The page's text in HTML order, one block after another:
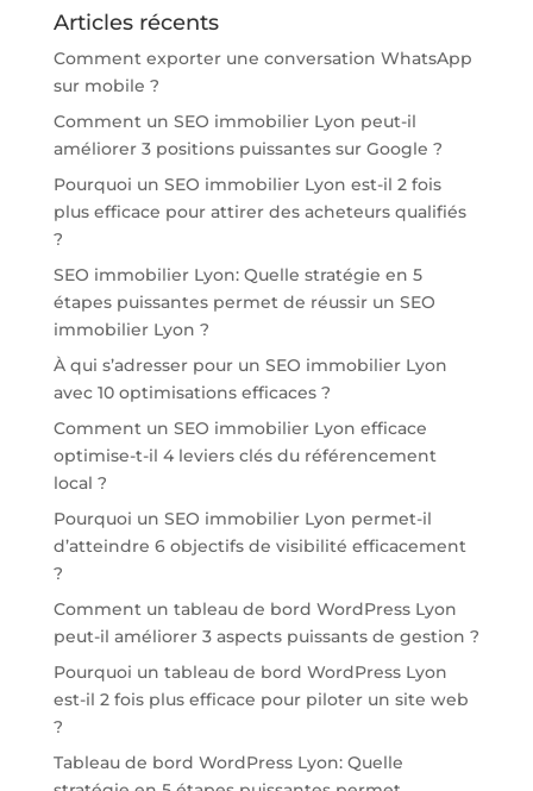
Articles récents
Comment exporter une conversation WhatsApp
sur mobile ?
Comment un SEO immobilier Lyon peut-il
améliorer 3 positions puissantes sur Google ?
Pourquoi un SEO immobilier Lyon est-il 2 fois
plus efficace pour attirer des acheteurs qualifiés
?
SEO immobilier Lyon: Quelle stratégie en 5
étapes puissantes permet de réussir un SEO
immobilier Lyon ?
À qui s’adresser pour un SEO immobilier Lyon
avec 10 optimisations efficaces ?
Comment un SEO immobilier Lyon efficace
optimise-t-il 4 leviers clés du référencement
local ?
Pourquoi un SEO immobilier Lyon permet-il
d’atteindre 6 objectifs de visibilité efficacement
?
Comment un tableau de bord WordPress Lyon
peut-il améliorer 3 aspects puissants de gestion ?
Pourquoi un tableau de bord WordPress Lyon
est-il 2 fois plus efficace pour piloter un site web
?
Tableau de bord WordPress Lyon: Quelle